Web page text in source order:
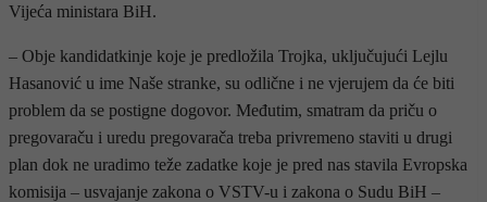
Vijeća ministara BiH.
– Obje kandidatkinje koje je predložila Trojka, uključujući Lejlu
Hasanović u ime Naše stranke, su odlične i ne vjerujem da će biti
problem da se postigne dogovor. Međutim, smatram da priču o
pregovaraču i uredu pregovarača treba privremeno staviti u drugi
plan dok ne uradimo teže zadatke koje je pred nas stavila Evropska
komisija – usvajanje zakona o VSTV-u i zakona o Sudu BiH –